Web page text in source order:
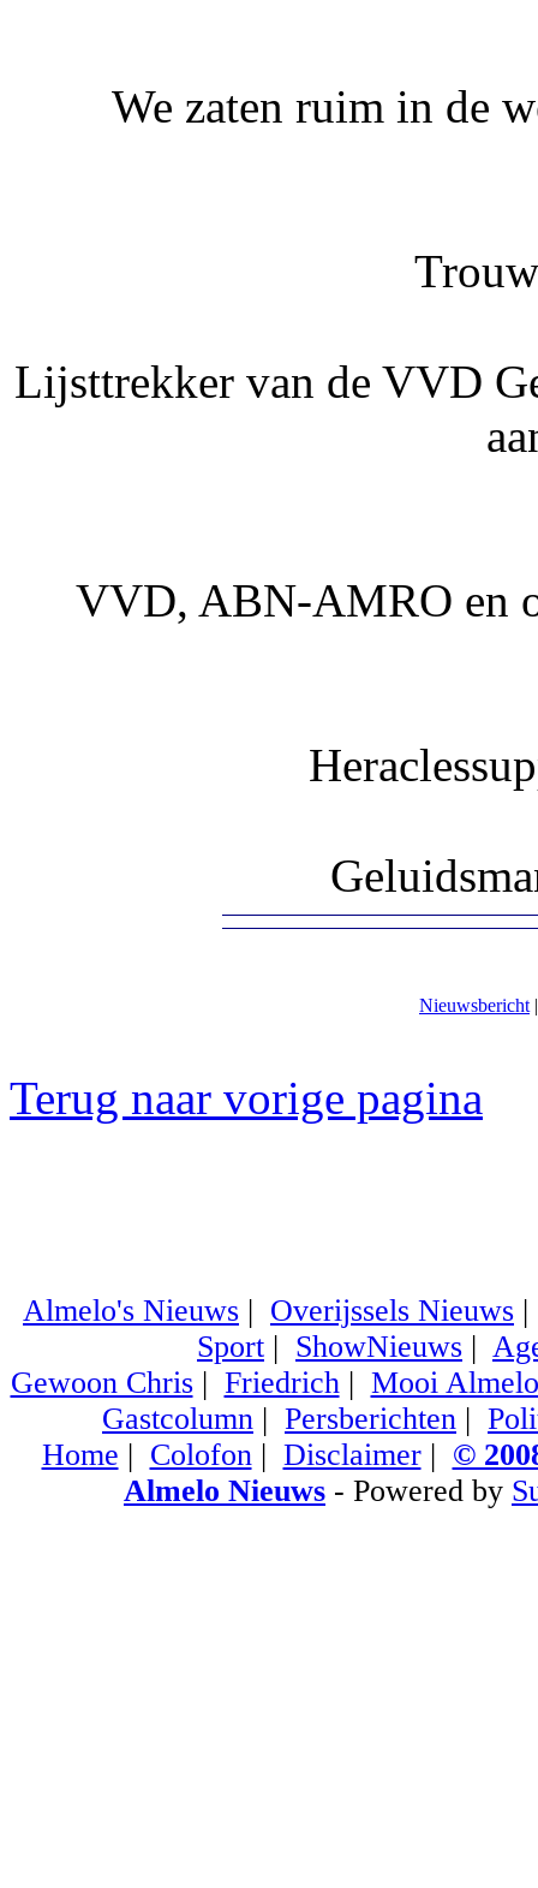
We zaten ruim in de
Lijsttrekker van de VVD
VVD, ABN-AMRO en
Nieuwsbericht
Terug naar vorige pagina
Almelo's Nieuws | Overijssels Nieuws
Sport | ShowNieuws |
Gewoon Chris| Friedrich| Mooi Almelo
Gastcolumn | Persberichten |
Home | Colofon| Disclaimer| ©
Almelo Nieuws - Powered by